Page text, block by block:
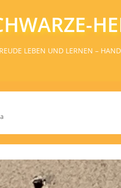
LEBEN UND LERNEN –